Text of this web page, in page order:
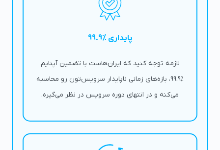
پایداری %99.9
لازمه توجه کنید که ایران‌هاست با تضمین آپتایم
%99.9، بازه‌های زمانی ناپایدار سرویس‌تون رو محاسبه
می‌کنه و در انتهای دوره سرویس در نظر می‌گیره.